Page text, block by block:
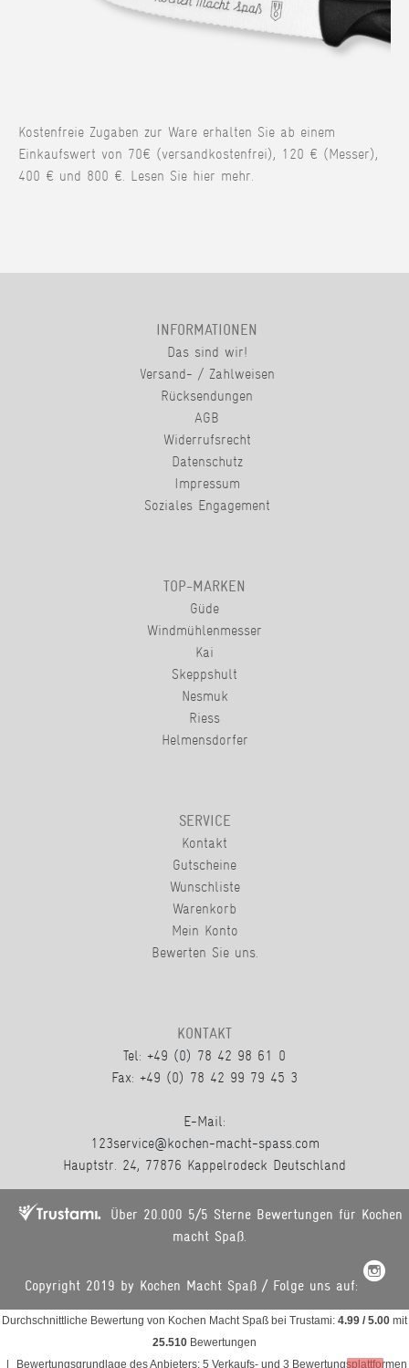
Kostenfreie Zugaben zur Ware erhalten Sie ab einem
Einkaufswert von 70€ (versandkostenfrei), 120 € (Messer),
400 € und 800 €. Lesen Sie hier mehr.
INFORMATIONEN
Das sind wir!
Versand- / Zahlweisen
Rücksendungen
AGB
Widerrufsrecht
Datenschutz
Impressum
Soziales Engagement
TOP-MARKEN
Güde
Windmühlenmesser
Kai
Skeppshult
Nesmuk
Riess
Helmensdorfer
SERVICE
Kontakt
Gutscheine
Wunschliste
Warenkorb
Mein Konto
Bewerten Sie uns.
KONTAKT
Tel: +49 (0) 78 42 98 61 0
Fax: +49 (0) 78 42 99 79 45 3
E-Mail:
123service@kochen-macht-spass.com
Hauptstr. 24, 77876 Kappelrodeck Deutschland
Über 20.000 5/5 Sterne Bewertungen für Kochen
macht Spaß.
Copyright 2019 by Kochen Macht Spaß / Folge uns auf:
Durchschnittliche Bewertung von Kochen Macht Spaß bei Trustami: 4.99 / 5.00 mit
25.510 Bewertungen
Bewertungsgrundlage des Anbieters: 5 Verkaufs- und 3 Bewertungsplattformen